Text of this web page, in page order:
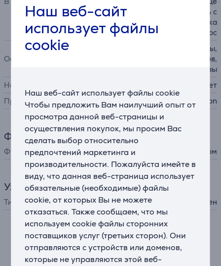
Наш веб-сайт
использует файлы
cookie
Наш веб-сайт использует файлы cookie
Чтобы предложить Вам наилучший опыт от
просмотра данной веб-страницы и
осуществления покупок, мы просим Вас
сделать выбор относительно
предпочтений маркетинга и
производительности. Пожалуйста имейте в
виду, что данная веб-страница использует
обязательные (необходимые) файлы
cookie, от которых Вы не можете
отказаться. Также сообщаем, что мы
используем cookie файлы сторонних
поставщиков услуг (третьих сторон). Они
отправляются с устройств или доменов,
которые не управляются этой веб-
нтратор, насадка-гребень с
широкими зубьями, насадка
против пушения волос
Особенности
режим защиты кожи головы,
распознавание аксессуаров,
распознавание паузы
Настенный
Нет
Производитель
Dyson
Функции
Функции обдув холодным воздухом
Уход за волосами
Тип фен
Описание
Сенсоры Nural™ обеспечивают дополнительный